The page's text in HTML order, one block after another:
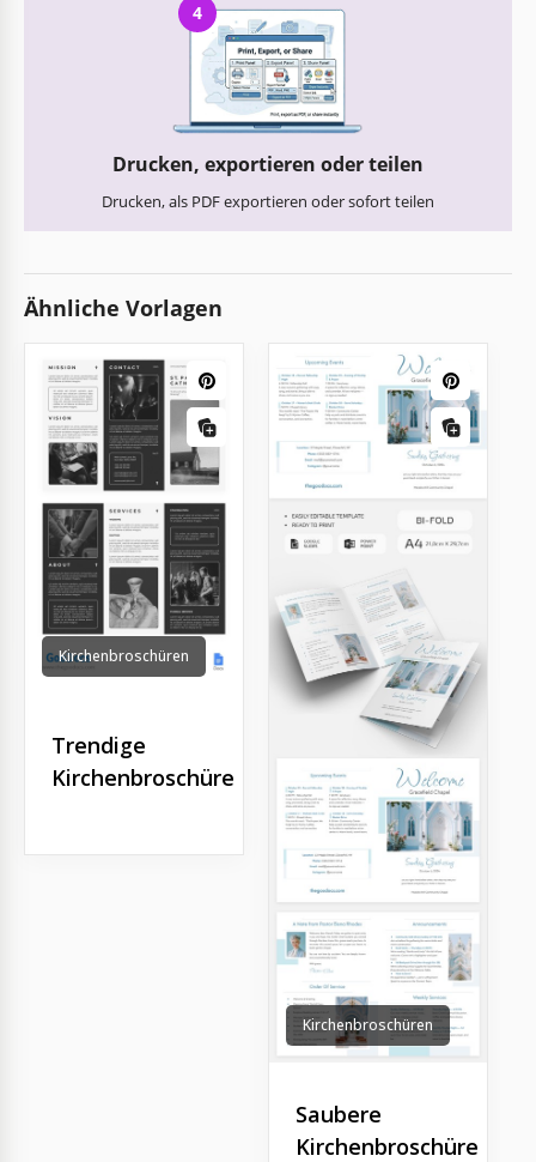
4
Drucken, exportieren oder teilen
Drucken, als PDF exportieren oder sofort teilen
Ähnliche Vorlagen
Kirchenbroschüren
Trendige
Kirchenbroschüre
Kirchenbroschüren
Saubere
Kirchenbroschüre